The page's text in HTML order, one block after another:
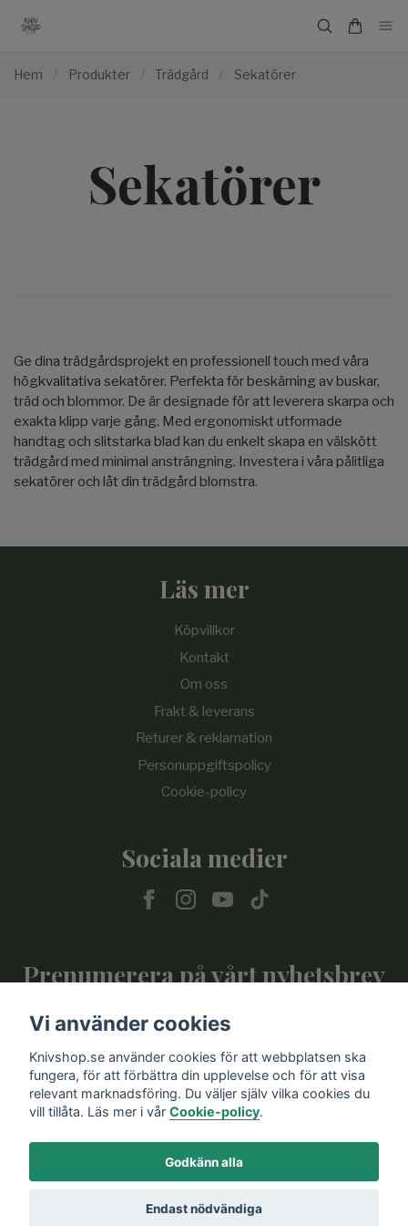
Hem / Produkter / Trädgård / Sekatörer
Sekatörer
Ge dina trädgårdsprojekt en professionell touch med våra
högkvalitativa sekatörer. Perfekta för beskärning av buskar,
träd och blommor. De är designade för att leverera skarpa och
exakta klipp varje gång. Med ergonomiskt utformade
handtag och slitstarka blad kan du enkelt skapa en välskött
trädgård med minimal ansträngning. Investera i våra pålitliga
sekatörer och låt din trädgård blomstra.
Läs mer
Köpvillkor
Kontakt
Om oss
Frakt & leverans
Returer & reklamation
Personuppgiftspolicy
Cookie-policy
Sociala medier
Prenumerera på vårt nyhetsbrev
© 2026 Knivshop
Vi använder cookies
Knivshop.se använder cookies för att webbplatsen ska
fungera, för att förbättra din upplevelse och för att visa
relevant marknadsföring. Du väljer själv vilka cookies du
vill tillåta. Läs mer i vår Cookie-policy.
Godkänn alla
Endast nödvändiga